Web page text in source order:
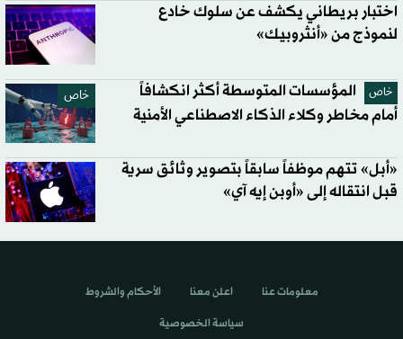
اختبار بريطاني يكشف عن سلوك خادع
لنموذج من «أنثروبيك»
خاص خاص
المؤسسات المتوسطة أكثر انكشافاً
أمام مخاطر وكلاء الذكاء الاصطناعي الأمنية
«أبل» تتهم موظفاً سابقاً بتصوير وثائق سرية
قبل انتقاله إلى «أوبن إيه آي»
معلومات عنا اعلن معنا الأحكام والشروط
سياسة الخصوصية